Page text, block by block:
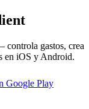
controla gastos, crea
en iOS y Android.
Google Play